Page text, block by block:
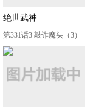
绝世武神
第331话3 敲诈魔头（3）